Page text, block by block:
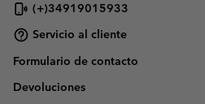
(+)34919015933
Servicio al cliente
Formulario de contacto
Devoluciones